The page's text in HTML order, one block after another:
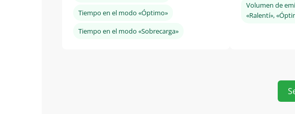
Tiempo en el modo «Óptimo»
Tiempo en el modo «Sobrecarga»
Volumen de
«Ralentí»,